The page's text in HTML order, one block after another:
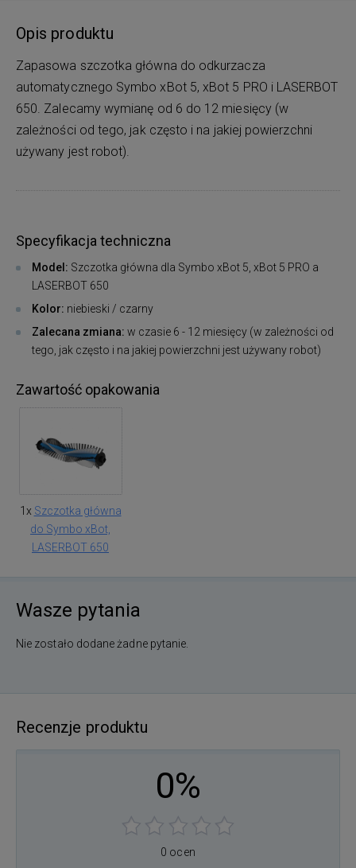
Opis produktu
Zapasowa szczotka główna do odkurzacza
automatycznego Symbo xBot 5, xBot 5 PRO i LASERBOT
650. Zalecamy wymianę od 6 do 12 miesięcy (w
zależności od tego, jak często i na jakiej powierzchni
używany jest robot).
Specyfikacja techniczna
Model: Szczotka główna dla Symbo xBot 5, xBot 5 PRO a
LASERBOT 650
Kolor: niebieski / czarny
Zalecana zmiana: w czasie 6 - 12 miesięcy (w zależności od
tego, jak często i na jakiej powierzchni jest używany robot)
Zawartość opakowania
1x Szczotka główna
do Symbo xBot,
LASERBOT 650
Wasze pytania
Nie zostało dodane żadne pytanie.
Recenzje produktu
0%
0 ocen